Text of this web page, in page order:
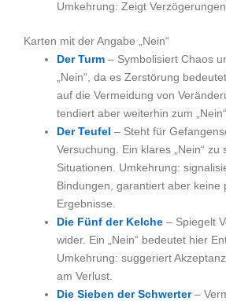
Umkehrung: Zeigt
Karten mit der Angabe „Nein“
Der Turm – Symbolisiert Chaos
„Nein“, da es Zerstörung
auf die Vermeidung von
tendiert aber weiterhin zum „Nein“.
Der Teufel – Steht für
Versuchung. Ein klares „Nein“ zu
Situationen. Umkehrung:
Bindungen, garantiert aber keine
Ergebnisse.
Die Fünf der Kelche – Spiegelt
wider. Ein „Nein“ bedeutet hier
Umkehrung: suggeriert
am Verlust.
Die Sieben der Schwerter–